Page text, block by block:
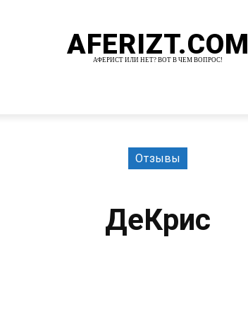
AFERIZT.COM
АФЕРИСТ ИЛИ НЕТ? ВОТ В ЧЕМ ВОПРОС!
Отзывы
ДеКрис